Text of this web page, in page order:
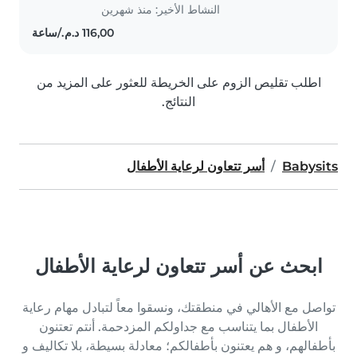
النشاط الأخير: منذ شهرين
اطلب تقليص الزوم على الخريطة للعثور على المزيد من
النتائج.
Babysits أسر تتعاون لرعاية الأطفال
ابحث عن أسر تتعاون لرعاية الأطفال
تواصل مع الأهالي في منطقتك، ونسقوا معاً لتبادل مهام رعاية
الأطفال بما يتناسب مع جداولكم المزدحمة. أنتم تعتنون
بأطفالهم، و هم يعتنون بأطفالكم؛ معادلة بسيطة، بلا تكاليف و